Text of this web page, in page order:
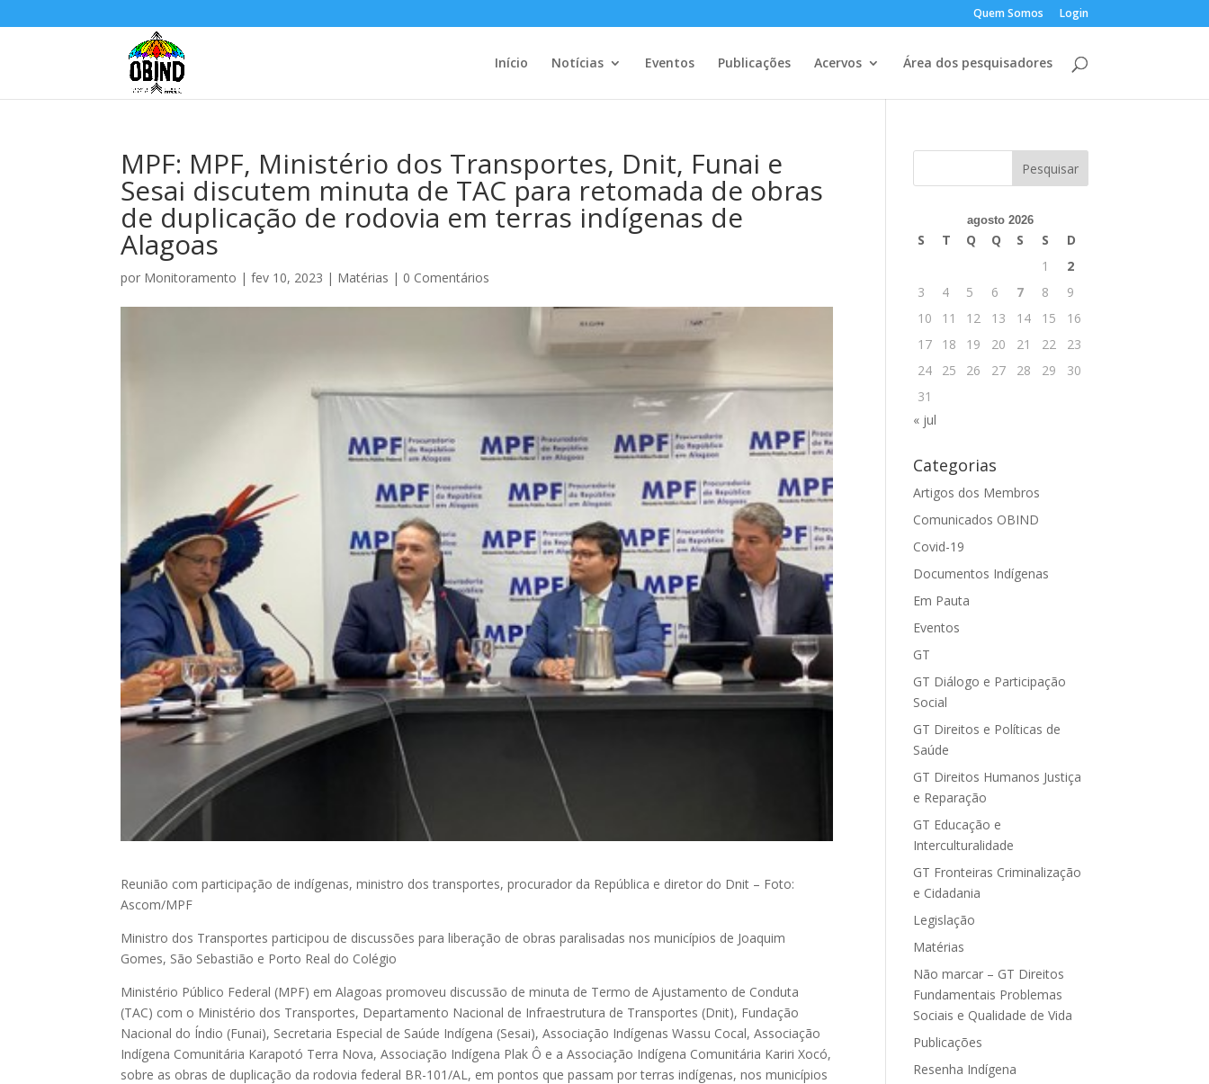
Quem Somos Login
Início Notícias Eventos Publicações Acervos Área dos pesquisadores
MPF: MPF, Ministério dos Transportes, Dnit, Funai e
Sesai discutem minuta de TAC para retomada de obras
de duplicação de rodovia em terras indígenas de
Alagoas
por Monitoramento |fev 10, 2023 | Matérias | 0 Comentários
Reunião com participação de indígenas, ministro dos transportes, procurador da República e diretor do Dnit – Foto:
Ascom/MPF
Ministro dos Transportes participou de discussões para liberação de obras paralisadas nos municípios de Joaquim
Gomes, São Sebastião e Porto Real do Colégio
Ministério Público Federal (MPF) em Alagoas promoveu discussão de minuta de Termo de Ajustamento de Conduta
(TAC) com o Ministério dos Transportes, Departamento Nacional de Infraestrutura de Transportes (Dnit), Fundação
Nacional do Índio (Funai), Secretaria Especial de Saúde Indígena (Sesai), Associação Indígenas Wassu Cocal, Associação
Indígena Comunitária Karapotó Terra Nova, Associação Indígena Plak Ô e a Associação Indígena Comunitária Kariri Xocó,
sobre as obras de duplicação da rodovia federal BR-101/AL, em pontos que passam por terras indígenas, nos municípios
agosto 2026
S T Q Q S S
D
1
2
3
4 5 6 7 8
9
10
11 12 13 14 15
16
17
18 19 20 21 22
23
24
25 26 27 28 29
30
31
« jul
Categorias
Artigos dos Membros
Comunicados OBIND
Covid-19
Documentos Indígenas
Em Pauta
Eventos
GT
GT Diálogo e Participação
Social
GT Direitos e Políticas de
Saúde
GT Direitos Humanos Justiça
e Reparação
GT Educação e
Interculturalidade
GT Fronteiras Criminalização
e Cidadania
Legislação
Matérias
Não marcar – GT Direitos
Fundamentais Problemas
Sociais e Qualidade de Vida
Publicações
Resenha Indígena